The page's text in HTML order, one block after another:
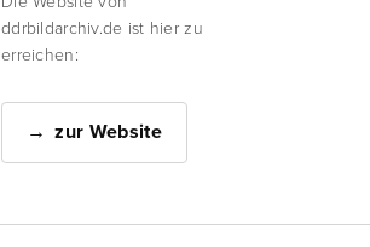
ddrbildarchiv.de ist hier zu
erreichen:
zur Website